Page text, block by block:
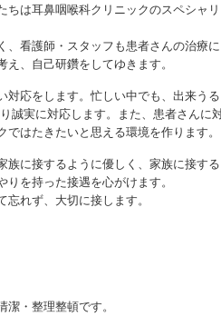
は耳鼻咽喉科クリニックのスペシャリ
、看護師・スタッフも患者さんの治療に
、自己研鑽をしてゆきます。
対応をします。忙しい中でも、出来うる
誠実に対応します。また、患者さんに
はたきたいと思える環境を作ります。
族に接するように優しく、家族に接する
を持った接遇を心がけます。
れず、大切に接します。
・整理整頓です。